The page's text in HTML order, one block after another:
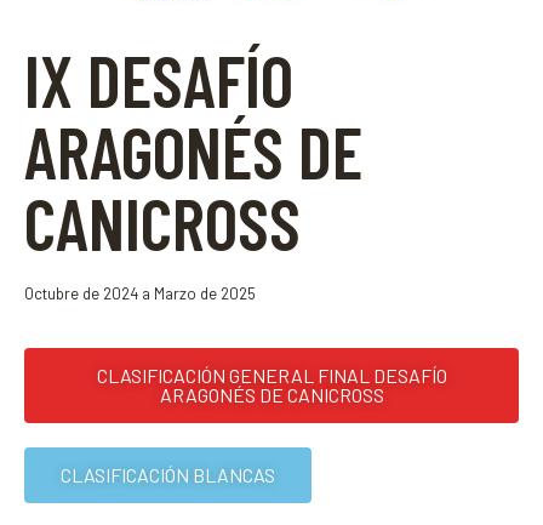
IX DESAFÍO
ARAGONÉS DE
CANICROSS
Octubre de 2024 a Marzo de 2025
CLASIFICACIÓN GENERAL FINAL DESAFÍO
ARAGONÉS DE CANICROSS
CLASIFICACIÓN BLANCAS